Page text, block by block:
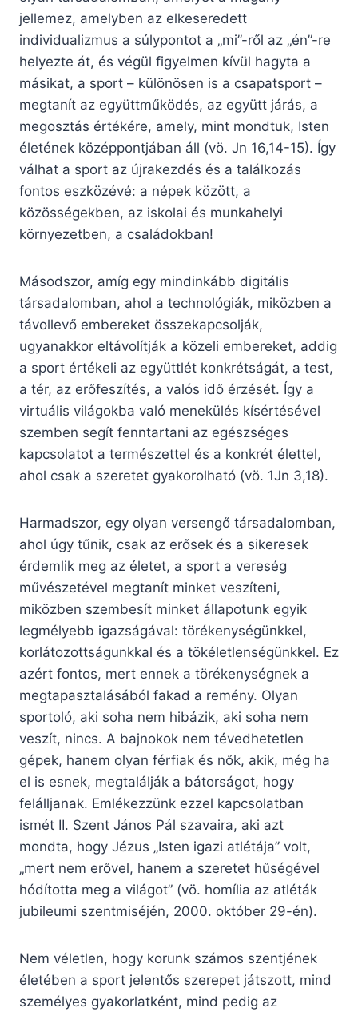
jellemez, amelyben az elkeseredett
individualizmus a súlypontot a „mi”-ről az „én”-re
helyezte át, és végül figyelmen kívül hagyta a
másikat, a sport – különösen is a csapatsport –
megtanít az együttműködés, az együtt járás, a
megosztás értékére, amely, mint mondtuk, Isten
életének középpontjában áll (vö. Jn 16,14-15). Így
válhat a sport az újrakezdés és a találkozás
fontos eszközévé: a népek között, a
közösségekben, az iskolai és munkahelyi
környezetben, a családokban!
Másodszor, amíg egy mindinkább digitális
társadalomban, ahol a technológiák, miközben a
távollevő embereket összekapcsolják,
ugyanakkor eltávolítják a közeli embereket, addig
a sport értékeli az együttlét konkrétságát, a test,
a tér, az erőfeszítés, a valós idő érzését. Így a
virtuális világokba való menekülés kísértésével
szemben segít fenntartani az egészséges
kapcsolatot a természettel és a konkrét élettel,
ahol csak a szeretet gyakorolható (vö. 1Jn 3,18).
Harmadszor, egy olyan versengő társadalomban,
ahol úgy tűnik, csak az erősek és a sikeresek
érdemlik meg az életet, a sport a vereség
művészetével megtanít minket veszíteni,
miközben szembesít minket állapotunk egyik
legmélyebb igazságával: törékenységünkkel,
korlátozottságunkkal és a tökéletlenségünkkel. Ez
azért fontos, mert ennek a törékenységnek a
megtapasztalásából fakad a remény. Olyan
sportoló, aki soha nem hibázik, aki soha nem
veszít, nincs. A bajnokok nem tévedhetetlen
gépek, hanem olyan férfiak és nők, akik, még ha
el is esnek, megtalálják a bátorságot, hogy
felálljanak. Emlékezzünk ezzel kapcsolatban
ismét II. Szent János Pál szavaira, aki azt
mondta, hogy Jézus „Isten igazi atlétája” volt,
„mert nem erővel, hanem a szeretet hűségével
hódította meg a világot” (vö. homília az atléták
jubileumi szentmiséjén, 2000. október 29-én).
Nem véletlen, hogy korunk számos szentjének
életében a sport jelentős szerepet játszott, mind
személyes gyakorlatként, mind pedig az